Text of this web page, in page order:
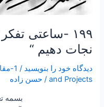
نجات دهیم “
دیدگاه‌ خود را بنویسید /
and Projects
/حسن زاده
بسمه تعالی